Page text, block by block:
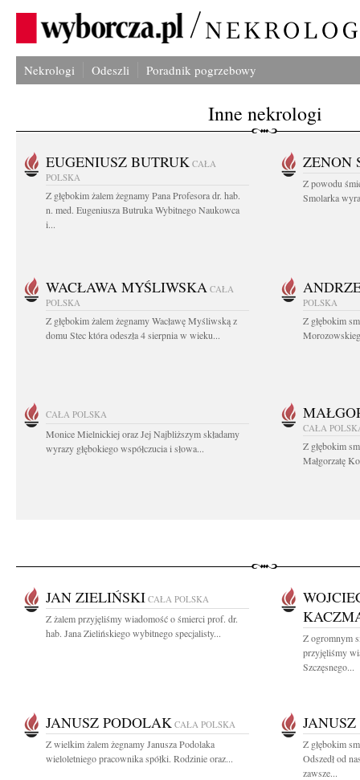
Nekrologi Odeszli Poradnik pogrzebowy
Inne nekrologi
EUGENIUSZ BUTRUK CAŁA
POLSKA
Z głębokim żalem żegnamy Pana Profesora dr. hab.
n. med. Eugeniusza Butruka Wybitnego Naukowca
i...
ZENON
Z powodu
Smolarka
WACŁAWA MYŚLIWSKA CAŁA
POLSKA
Z głębokim żalem żegnamy Wacławę Myśliwską z
domu Stec która odeszła 4 sierpnia w wieku...
POLSKA
Z głębokim
CAŁA POLSKA
Monice Mielnickiej oraz Jej Najbliższym składamy
wyrazy głębokiego współczucia i słowa...
CAŁA
Z głębokim
Małgorzatę
JAN ZIELIŃSKI CAŁA POLSKA
Z żalem przyjęliśmy wiadomość o śmierci prof. dr.
hab. Jana Zielińskiego wybitnego specjalisty...
Z ogromnym
przyjęliśmy
Szczęsnego...
JANUSZ PODOLAK CAŁA POLSKA
Z wielkim żalem żegnamy Janusza Podolaka
wieloletniego pracownika spółki. Rodzinie oraz...
Z głębokim
Odszedł od
zawsze...